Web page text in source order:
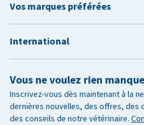
Vous ne voulez rien
Inscrivez-vous dès maintenant à la
dernières nouvelles, des offres, des
des conseils de notre vétérinaire.
Vos marques préférées
International